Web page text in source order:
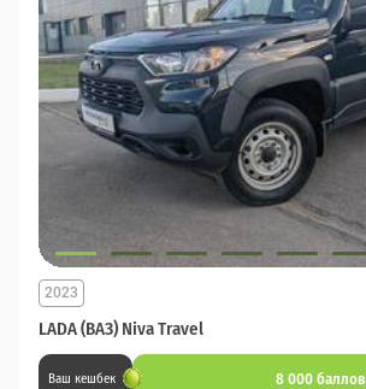
LADA (ВАЗ) Niva Travel
2023
Ваш кешбек 8 000 баллов